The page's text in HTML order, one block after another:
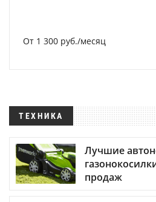
От 1 300 руб./месяц
ТЕХНИКА
Лучшие
продаж